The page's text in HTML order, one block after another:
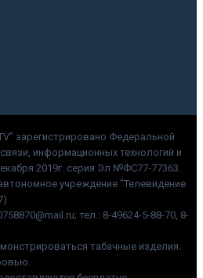
зарегистрировано Федеральной
информационных технологий и
2019г. серия Эл №ФС77-77363.
учреждение "Телевидение
тел.: 8-49624-5-88-70, 8-
табачные изделия.